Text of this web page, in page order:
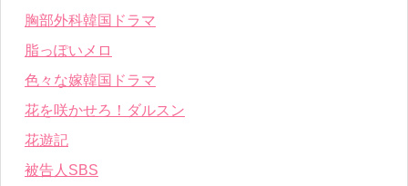
胸部外科韓国ドラマ
脂っぽいメロ
色々な嫁韓国ドラマ
花を咲かせろ！ダルスン
花遊記
被告人SBS